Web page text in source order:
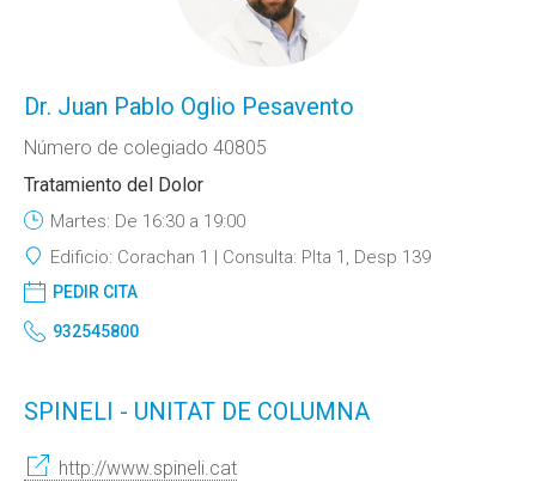
Dr. Juan Pablo Oglio Pesavento
Número de colegiado 40805
Tratamiento del Dolor
Martes: De 16:30 a 19:00
Edificio: Corachan 1 Consulta: Plta 1, Desp 139
PEDIR CITA
932545800
SPINELI - UNITAT DE COLUMNA
http://www.spineli.cat